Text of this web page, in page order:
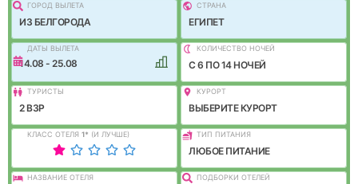
ГОРОД ВЫЛEТА
ИЗ БЕЛГОРОДА
СТРАНА
ЕГИПЕТ
ДАТЫ ВЫЛЕТА
14.08 - 25.08
КОЛИЧЕСТВО НОЧЕЙ
C 6 ПО 14 НОЧЕЙ
ТУРИСТЫ
2 ВЗР
КУРОРТ
ВЫБЕРИТЕ КУРОРТ
КЛАСС ОТЕЛЯ 1* (И ЛУЧШЕ) ТИП ПИТАНИЯ
ЛЮБОЕ ПИТАНИЕ
НАЗВАНИЕ ОТЕЛЯ ПОДБОРКИ ОТЕЛЕЙ